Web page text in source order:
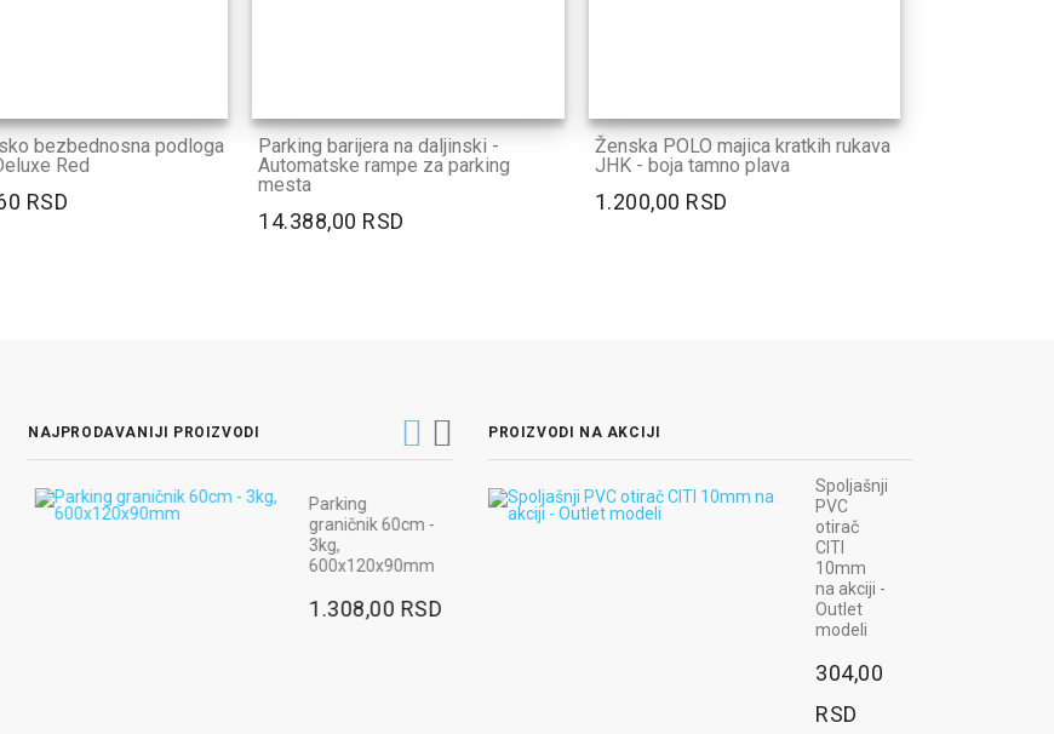
bezbednosna podloga
Red
RSD
Parking barijera na daljinski -
Automatske rampe za parking
mesta
14.388,00 RSD
Ženska POLO majica kratkih rukava
JHK - boja tamno plava
1.200,00 RSD
NAJPRODAVANIJI PROIZVODI
Parking
graničnik 60cm -
3kg,
600x120x90mm
1.308,00 RSD
Radna bluza
MAX NEO -
boja plava
3.060,00
pravougaoni,
PROIZVODI NA AKCIJI
Spoljašnji
PVC
otirač
CITI
10mm
na akciji -
Outlet
modeli
304,00
RSD